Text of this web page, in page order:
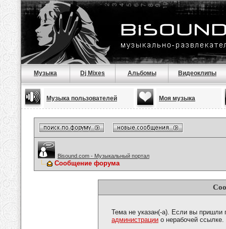
Музыка Dj Mixes Альбомы Видеоклипы
Музыка пользователей Моя музыка
Bisound.com - Музыкальный портал
Сообщение форума
Тема не указан(-а). Если вы пришли
администрации о нерабочей ссылке.